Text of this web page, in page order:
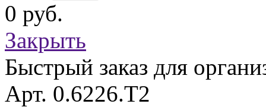
0 руб.
Закрыть
Быстрый заказ для
Арт. 0.6226.T2